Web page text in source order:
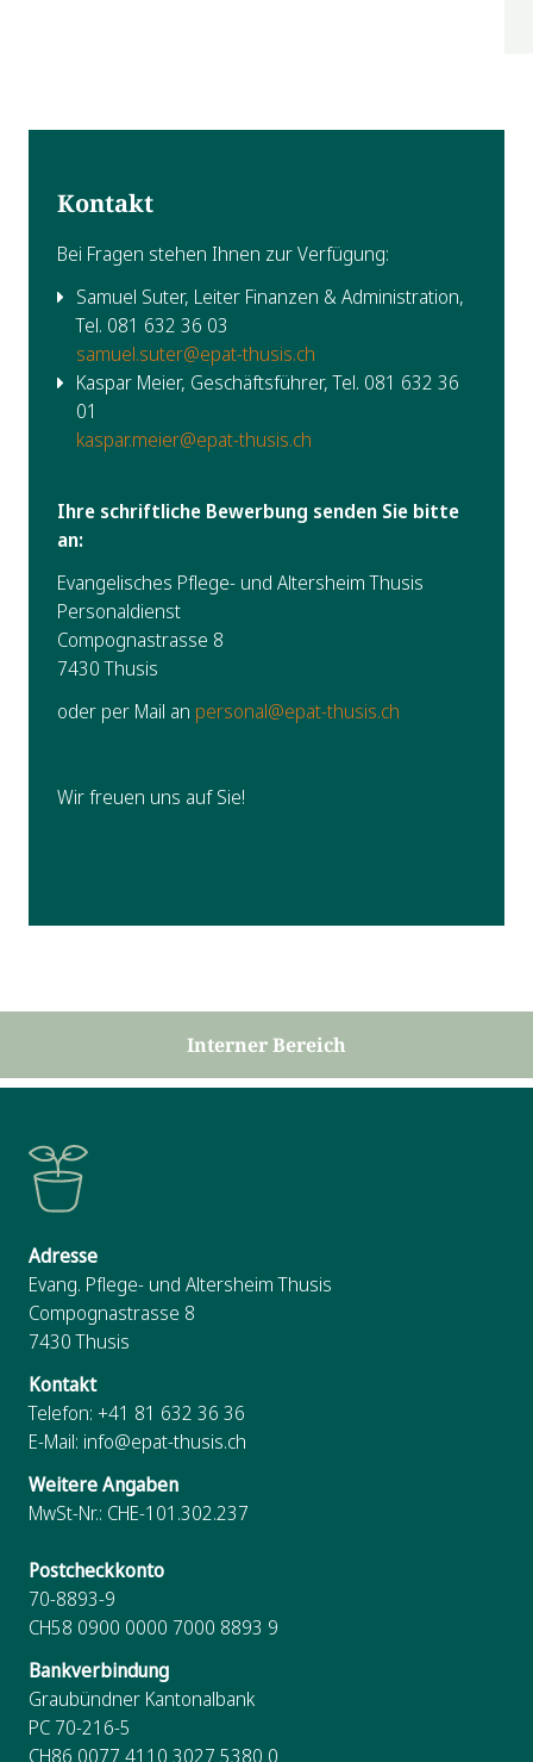
Kontakt
Bei Fragen stehen Ihnen zur Verfügung:
Samuel Suter, Leiter Finanzen & Administration,
Tel. 081 632 36 03
samuel.suter@epat-thusis.ch
Kaspar Meier, Geschäftsführer, Tel. 081 632 36
01
kaspar.meier@epat-thusis.ch
Ihre schriftliche Bewerbung senden Sie bitte
an:
Evangelisches Pflege- und Altersheim Thusis
Personaldienst
Compognastrasse 8
7430 Thusis
oder per Mail an personal@epat-thusis.ch
Wir freuen uns auf Sie!
Interner Bereich
Adresse
Evang. Pflege- und Altersheim Thusis
Compognastrasse 8
7430 Thusis
Kontakt
Telefon: +41 81 632 36 36
E-Mail: info@epat-thusis.ch
Weitere Angaben
MwSt-Nr.: CHE-101.302.237
Postcheckkonto
70-8893-9
CH58 0900 0000 7000 8893 9
Bankverbindung
Graubündner Kantonalbank
PC 70-216-5
CH86 0077 4110 3027 5380 0